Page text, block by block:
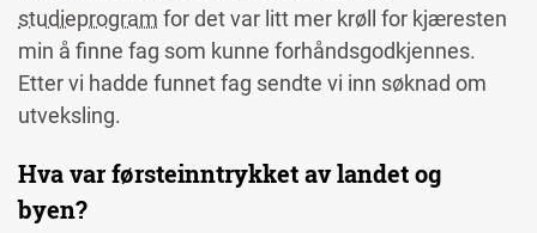
studieprogram for det var litt mer krøll for kjæresten
min å finne fag som kunne forhåndsgodkjennes.
Etter vi hadde funnet fag sendte vi inn søknad om
utveksling.
Hva var førsteinntrykket av landet og
byen?